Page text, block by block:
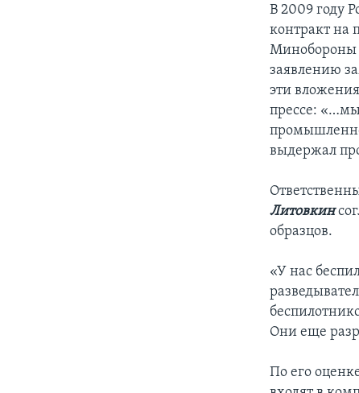
В 2009 году
контракт на
Минобороны
заявлению
эти
прессе:
выдержал
Литовкин
образцов.
«У нас
Они еще
По его